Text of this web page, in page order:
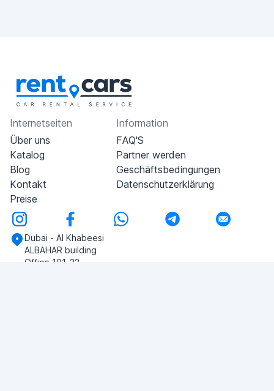
Internetseiten
Über uns
Katalog
Blog
Kontakt
Preise
Information
FAQ'S
Partner werden
Geschäftsbedingungen
Datenschutzerklärung
Dubai - Al Khabeesi
ALBAHAR building
Office 101-33